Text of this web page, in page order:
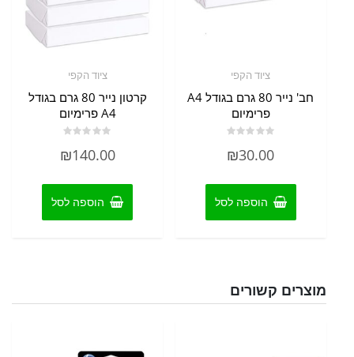
ציוד הקפי
חב' נייר 80 גרם בגודל A4
פרימיום
0
₪30.00
הוספה לסל
ציוד הקפי
קרטון נייר 80 גרם בגודל
A4 פרימיום
0
₪140.00
הוספה לסל
מוצרים קשורים